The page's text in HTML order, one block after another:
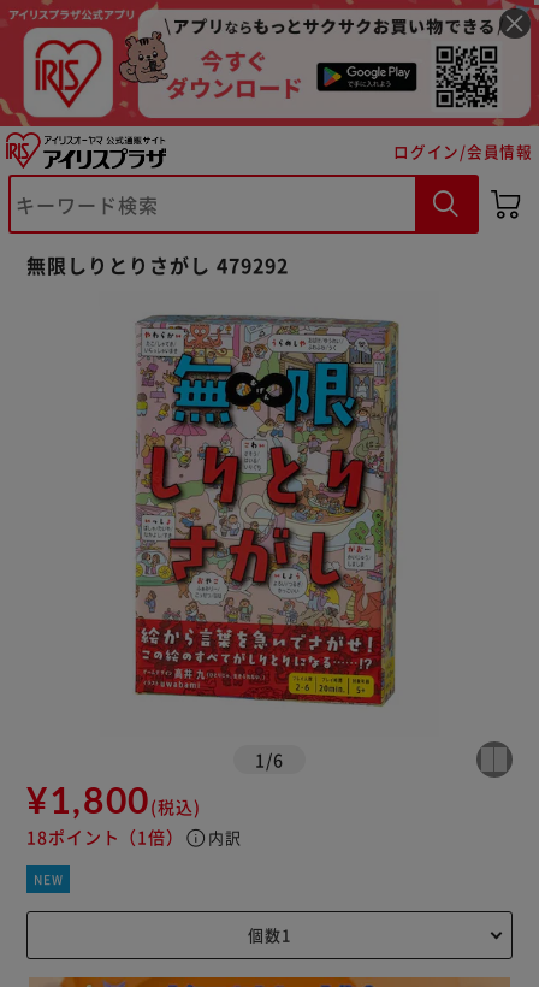
ログイン/会員情報
無限しりとりさがし 479292
1 /6
¥1,800(税込)
18ポイント （1倍） info 内訳
NEW
※ご確認ください
カートに入れる